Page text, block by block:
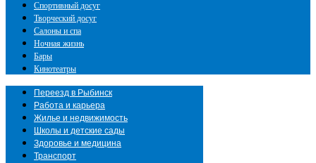
Спортивный досуг
Творческий досуг
Салоны и спа
Ночная жизнь
Бары
Кинотеатры
Переезд в Рыбинск
Работа и карьера
Жилье и недвижимость
Школы и детские сады
Здоровье и медицина
Транспорт